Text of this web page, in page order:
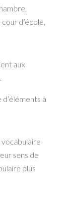
d’école,
aux
à
vocabulaire
sens de
plus